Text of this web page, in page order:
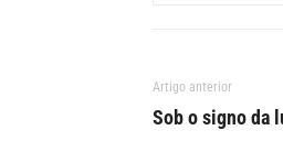
Artigo anterior
Sob o signo da